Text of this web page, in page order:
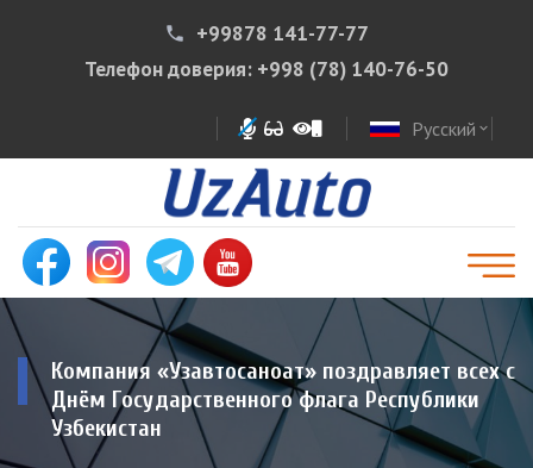
phone
+99878 141-77-77
Телефон доверия: +998 (78) 140-76-50
Русский expand_more
Компания «Узавтосаноат» поздравляет всех с
Днём Государственного флага Республики
Узбекистан